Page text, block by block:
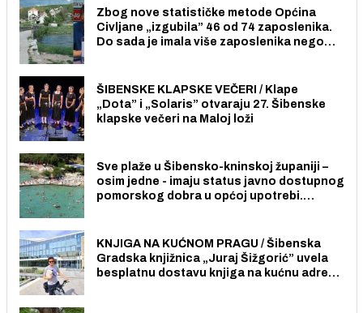
Zbog nove statističke metode Općina
Civljane „izgubila” 46 od 74 zaposlenika.
Do sada je imala više zaposlenika nego
ŠIBENSKE KLAPSKE VEČERI / Klape
„Dota” i „Solaris” otvaraju 27. Šibenske
klapske večeri na Maloj loži
Sve plaže u Šibensko-kninskoj županiji –
osim jedne - imaju status javno dostupnog
pomorskog dobra u općoj upotrebi.
KNJIGA NA KUĆNOM PRAGU / Šibenska
Gradska knjižnica „Juraj Šižgorić” uvela
besplatnu dostavu knjiga na kućnu adresu